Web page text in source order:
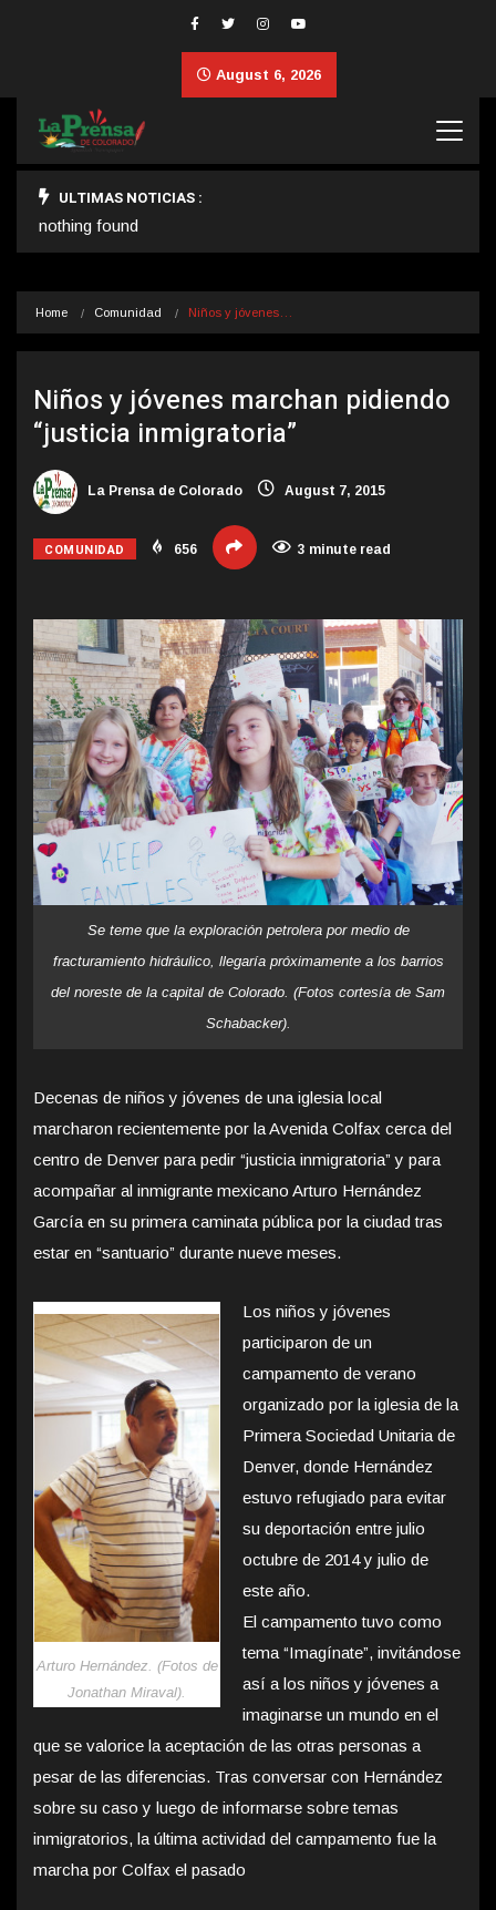
August 6, 2026
ULTIMAS NOTICIAS :
nothing found
Home Comunidad Niños y jóvenes…
Niños y jóvenes marchan pidiendo
“justicia inmigratoria”
La Prensa de Colorado August 7, 2015
COMUNIDAD 656 3 minute read
Se teme que la exploración petrolera por medio de
fracturamiento hidráulico, llegaría próximamente a los barrios
del noreste de la capital de Colorado. (Fotos cortesía de Sam
Schabacker).
Decenas de niños y jóvenes de una iglesia local
marcharon recientemente por la Avenida Colfax cerca del
centro de Denver para pedir “justicia inmigratoria” y para
acompañar al inmigrante mexicano Arturo Hernández
García en su primera caminata pública por la ciudad tras
estar en “santuario” durante nueve meses.
Arturo Hernández. (Fotos de
Jonathan Miraval).
Los niños y jóvenes
participaron de un
campamento de verano
organizado por la iglesia de la
Primera Sociedad Unitaria de
Denver, donde Hernández
estuvo refugiado para evitar
su deportación entre julio
octubre de 2014 y julio de
este año.
El campamento tuvo como
tema “Imagínate”, invitándose
así a los niños y jóvenes a
imaginarse un mundo en el
que se valorice la aceptación de las otras personas a
pesar de las diferencias. Tras conversar con Hernández
sobre su caso y luego de informarse sobre temas
inmigratorios, la última actividad del campamento fue la
marcha por Colfax el pasado